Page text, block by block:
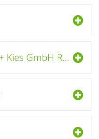
bötel- Mascheroder Sand + Kies GmbH Recyclinghof Braunschweig